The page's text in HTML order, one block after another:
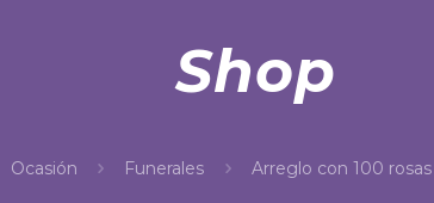
Shop
Ocasión Funerales Arreglo con 100